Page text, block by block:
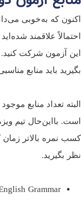
علاقمند
آزمون شرکت کنید.
باید منابع
تعداد منابع
بااین‌حال تیم
نمره بالاتر زمان
بگیرید.
Grammar